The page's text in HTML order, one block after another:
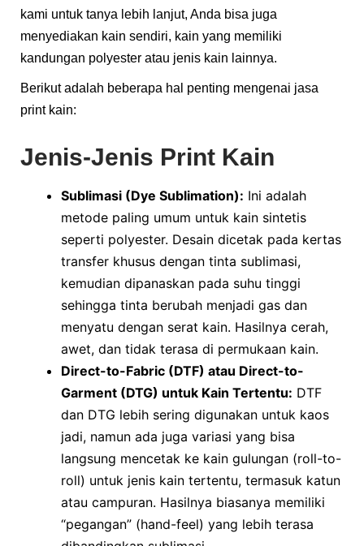
kami untuk tanya lebih lanjut, Anda bisa juga
menyediakan kain sendiri, kain yang memiliki
kandungan polyester atau jenis kain lainnya.​
Berikut adalah beberapa hal penting mengenai jasa
print kain:
Jenis-Jenis Print Kain
Sublimasi (Dye Sublimation): Ini adalah
metode paling umum untuk kain sintetis
seperti polyester. Desain dicetak pada kertas
transfer khusus dengan tinta sublimasi,
kemudian dipanaskan pada suhu tinggi
sehingga tinta berubah menjadi gas dan
menyatu dengan serat kain. Hasilnya cerah,
awet, dan tidak terasa di permukaan kain.
Direct-to-Fabric (DTF) atau Direct-to-
Garment (DTG) untuk Kain Tertentu: DTF
dan DTG lebih sering digunakan untuk kaos
jadi, namun ada juga variasi yang bisa
langsung mencetak ke kain gulungan (roll-to-
roll) untuk jenis kain tertentu, termasuk katun
atau campuran. Hasilnya biasanya memiliki
“pegangan” (hand-feel) yang lebih terasa